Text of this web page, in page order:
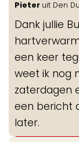
Pieter uit Den
Dank jullie
een keer
weet ik nog
zaterdagen
een bericht
later.